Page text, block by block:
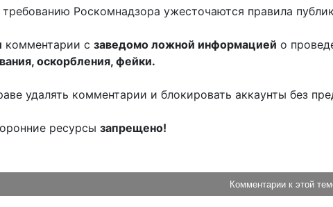
Роскомнадзора ужесточаются правила
комментарии с заведомо ложной информацией о
оскорбления, фейки.
удалять комментарии и блокировать аккаунты без
ресурсы запрещено!
Комментарии к этой